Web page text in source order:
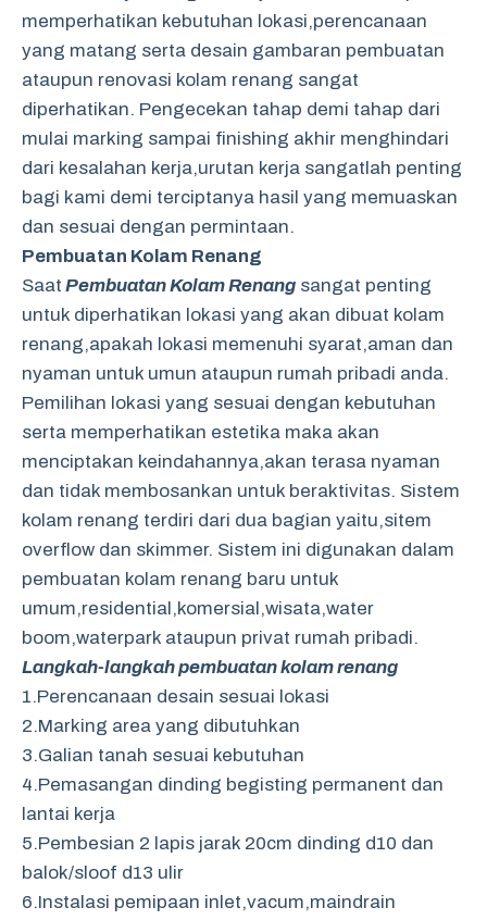
memperhatikan kebutuhan lokasi,perencanaan
yang matang serta desain gambaran pembuatan
ataupun renovasi kolam renang sangat
diperhatikan. Pengecekan tahap demi tahap dari
mulai marking sampai finishing akhir menghindari
dari kesalahan kerja,urutan kerja sangatlah penting
bagi kami demi terciptanya hasil yang memuaskan
dan sesuai dengan permintaan.
Pembuatan Kolam Renang
Saat Pembuatan Kolam Renang sangat penting
untuk diperhatikan lokasi yang akan dibuat kolam
renang,apakah lokasi memenuhi syarat,aman dan
nyaman untuk umun ataupun rumah pribadi anda.
Pemilihan lokasi yang sesuai dengan kebutuhan
serta memperhatikan estetika maka akan
menciptakan keindahannya,akan terasa nyaman
dan tidak membosankan untuk beraktivitas. Sistem
kolam renang terdiri dari dua bagian yaitu,sitem
overflow dan skimmer. Sistem ini digunakan dalam
pembuatan kolam renang baru untuk
umum,residential,komersial,wisata,water
boom,waterpark ataupun privat rumah pribadi.
Langkah-langkah pembuatan kolam renang
1.Perencanaan desain sesuai lokasi
2.Marking area yang dibutuhkan
3.Galian tanah sesuai kebutuhan
4.Pemasangan dinding begisting permanent dan
lantai kerja
5.Pembesian 2 lapis jarak 20cm dinding d10 dan
balok/sloof d13 ulir
6.Instalasi pemipaan inlet,vacum,maindrain